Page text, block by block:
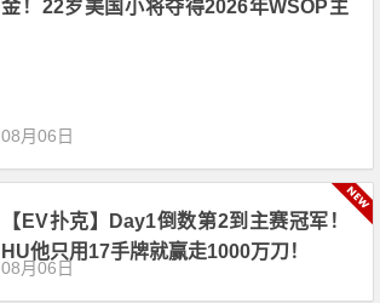
金！22岁美国小将夺得2026年WSOP主
08月06日
【EV扑克】Day1倒数第2到主赛冠军！
HU他只用17手牌就赢走1000万刀！
08月06日